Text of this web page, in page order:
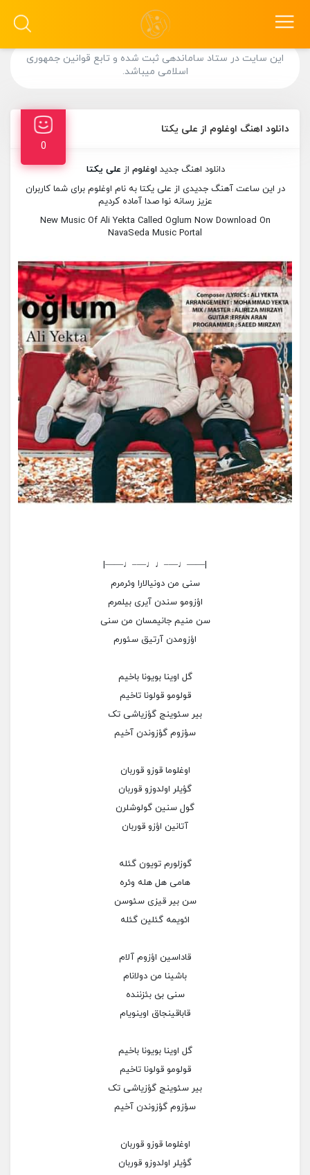
این سایت در ستاد ساماندهی ثبت شده و تابع قوانین جمهوری
اسلامی میباشد.
دانلود اهنگ اوغلوم از علی یکتا
0
دانلود اهنگ جدید اوغلوم از علی یکتا
در این ساعت آهنگ جدیدی از علی یکتا به نام اوغلوم برای شما کاربران
عزیز رسانه نوا صدا آماده کردیم
New Music Of Ali Yekta Called Oglum Now Download On
NavaSeda Music Portal
|——♩—–♩♩—–♩——|
سنی من دونیالارا وئرمرم
اؤزومو سندن آیری بیلمرم
سن منیم جانیمسان من سنی
اؤزومدن آرتیق سئورم
گل اوینا بویونا باخیم
قولومو قولونا تاخیم
بیر سئوینج گؤزیاشی تک
سؤزوم گؤزوندن آخیم
اوغلوما قوزو قوربان
گؤیلر اولدوزو قوربان
گول سنین گولوشلرن
آتانین اؤزو قوربان
گوزلورم تویون گئله
هامی هل هله وئره
سن بیر قیزی سئوسن
ائویمه گئلین گئله
قاداسین اؤزوم آلام
باشینا من دولانام
سنی بئ بئزننده
قاباقینجاق اوینویام
گل اوینا بویونا باخیم
قولومو قولونا تاخیم
بیر سئوینج گؤزیاشی تک
سؤزوم گؤزوندن آخیم
اوغلوما قوزو قوربان
گؤیلر اولدوزو قوربان